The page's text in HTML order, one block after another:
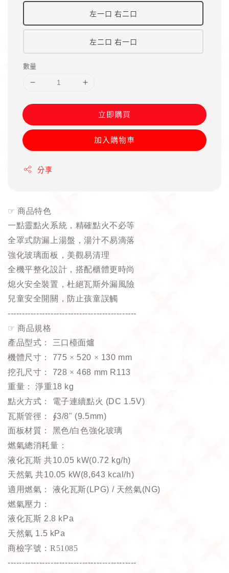
左一口 右二口
左二口 右一口
數量
立即購買
加入購物車
分享
☞ 商品特色
一點靈點火系統，精確點火不必等
全罩式防漏上湯盤，湯汁不易滴落
強化玻璃面板，美觀易清理
全機平整化設計，搭配櫃體更時尚
熄火安全裝置，杜絕瓦斯外漏風險
兒童安全開關，防止孩童誤觸
---------------------------------------------
☞ 商品規格
產品型式：
三口檯面爐
機體尺寸：
775 × 520 × 130 mm
挖孔尺寸：
728 × 468 mm R113
重量：
淨重18 kg
點火方式：
電子連續點火 (DC 1.5V)
瓦斯管徑：
∮3/8" (9.5mm)
面板材質：
黑色/白色強化玻璃
燃氣總消耗量：
液化瓦斯 共10.05 kW(0.72 kg/h)
天然氣 共10.05 kW(8,643 kcal/h)
適用燃氣：
液化瓦斯(LPG) / 天然氣(NG)
燃氣壓力：
液化瓦斯 2.8 kPa
天然氣 1.5 kPa
商檢字號：R51085
---------------------------------------------